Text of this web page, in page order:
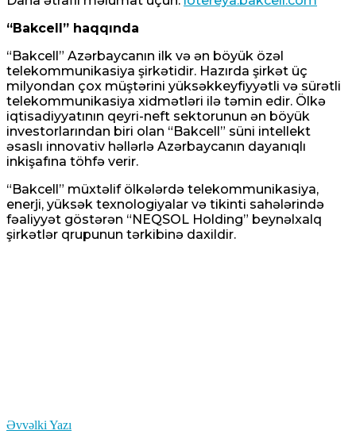
“Bakcell” haqqında
“Bakcell” Azərbaycanın ilk və ən böyük özəl
telekommunikasiya şirkətidir. Hazırda şirkət üç
milyondan çox müştərini yüksəkkeyfiyyətli və sürətli
telekommunikasiya xidmətləri ilə təmin edir. Ölkə
iqtisadiyyatının qeyri-neft sektorunun ən böyük
investorlarından biri olan “Bakcell” süni intellekt
əsaslı innovativ həllərlə Azərbaycanın dayanıqlı
inkişafına töhfə verir.
“Bakcell” müxtəlif ölkələrdə telekommunikasiya,
enerji, yüksək texnologiyalar və tikinti sahələrində
fəaliyyət göstərən “NEQSOL Holding” beynəlxalq
şirkətlər qrupunun tərkibinə daxildir.
Əvvəlki Yazı